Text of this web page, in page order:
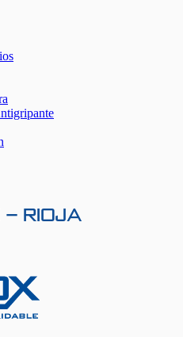
– Rioja